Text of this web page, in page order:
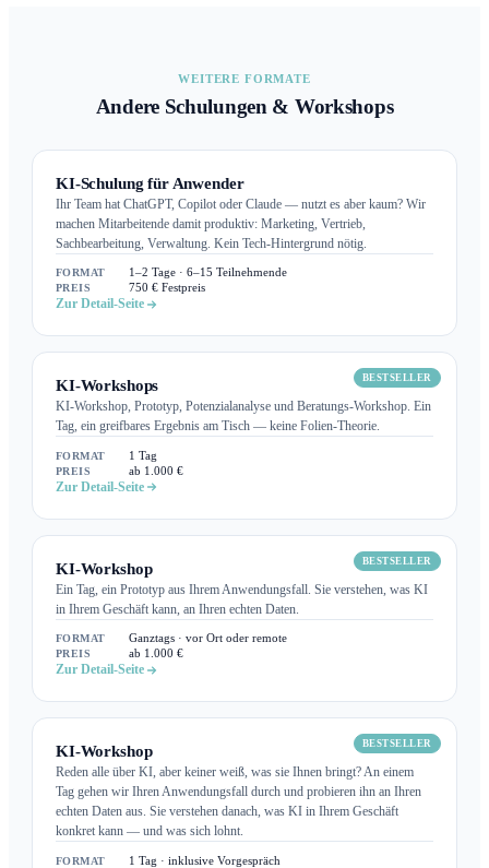
WEITERE FORMATE
Andere Schulungen & Workshops
KI-Schulung für Anwender
Ihr Team hat ChatGPT, Copilot oder Claude — nutzt es aber kaum? Wir
machen Mitarbeitende damit produktiv: Marketing, Vertrieb,
Sachbearbeitung, Verwaltung. Kein Tech-Hintergrund nötig.
FORMAT
1–2 Tage · 6–15 Teilnehmende
PREIS
750 € Festpreis
Zur Detail-Seite
BESTSELLER
KI-Workshops
KI-Workshop, Prototyp, Potenzialanalyse und Beratungs-Workshop. Ein
Tag, ein greifbares Ergebnis am Tisch — keine Folien-Theorie.
FORMAT
1 Tag
PREIS
ab 1.000 €
Zur Detail-Seite
BESTSELLER
KI-Workshop
Ein Tag, ein Prototyp aus Ihrem Anwendungsfall. Sie verstehen, was KI
in Ihrem Geschäft kann, an Ihren echten Daten.
FORMAT
Ganztags · vor Ort oder remote
PREIS
ab 1.000 €
Zur Detail-Seite
BESTSELLER
KI-Workshop
Reden alle über KI, aber keiner weiß, was sie Ihnen bringt? An einem
Tag gehen wir Ihren Anwendungsfall durch und probieren ihn an Ihren
echten Daten aus. Sie verstehen danach, was KI in Ihrem Geschäft
konkret kann — und was sich lohnt.
FORMAT
1 Tag · inklusive Vorgespräch